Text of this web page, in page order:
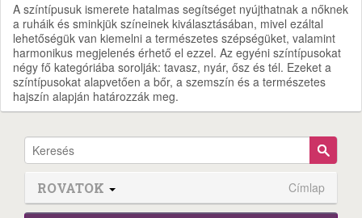
A színtípusuk ismerete hatalmas segítséget nyújthatnak a nőknek
a ruháik és sminkjük színeinek kiválasztásában, mivel ezáltal
lehetőségük van kiemelni a természetes szépségüket, valamint
harmonikus megjelenés érhető el ezzel. Az egyéni színtípusokat
négy fő kategóriába sorolják: tavasz, nyár, ősz és tél. Ezeket a
színtípusokat alapvetően a bőr, a szemszín és a természetes
hajszín alapján határozzák meg.
ROVATOK Címlap